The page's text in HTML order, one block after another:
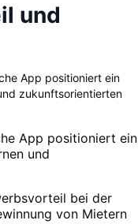
und
App positioniert ein
zukunftsorientierten
App positioniert ein
und
bei der
von Mietern